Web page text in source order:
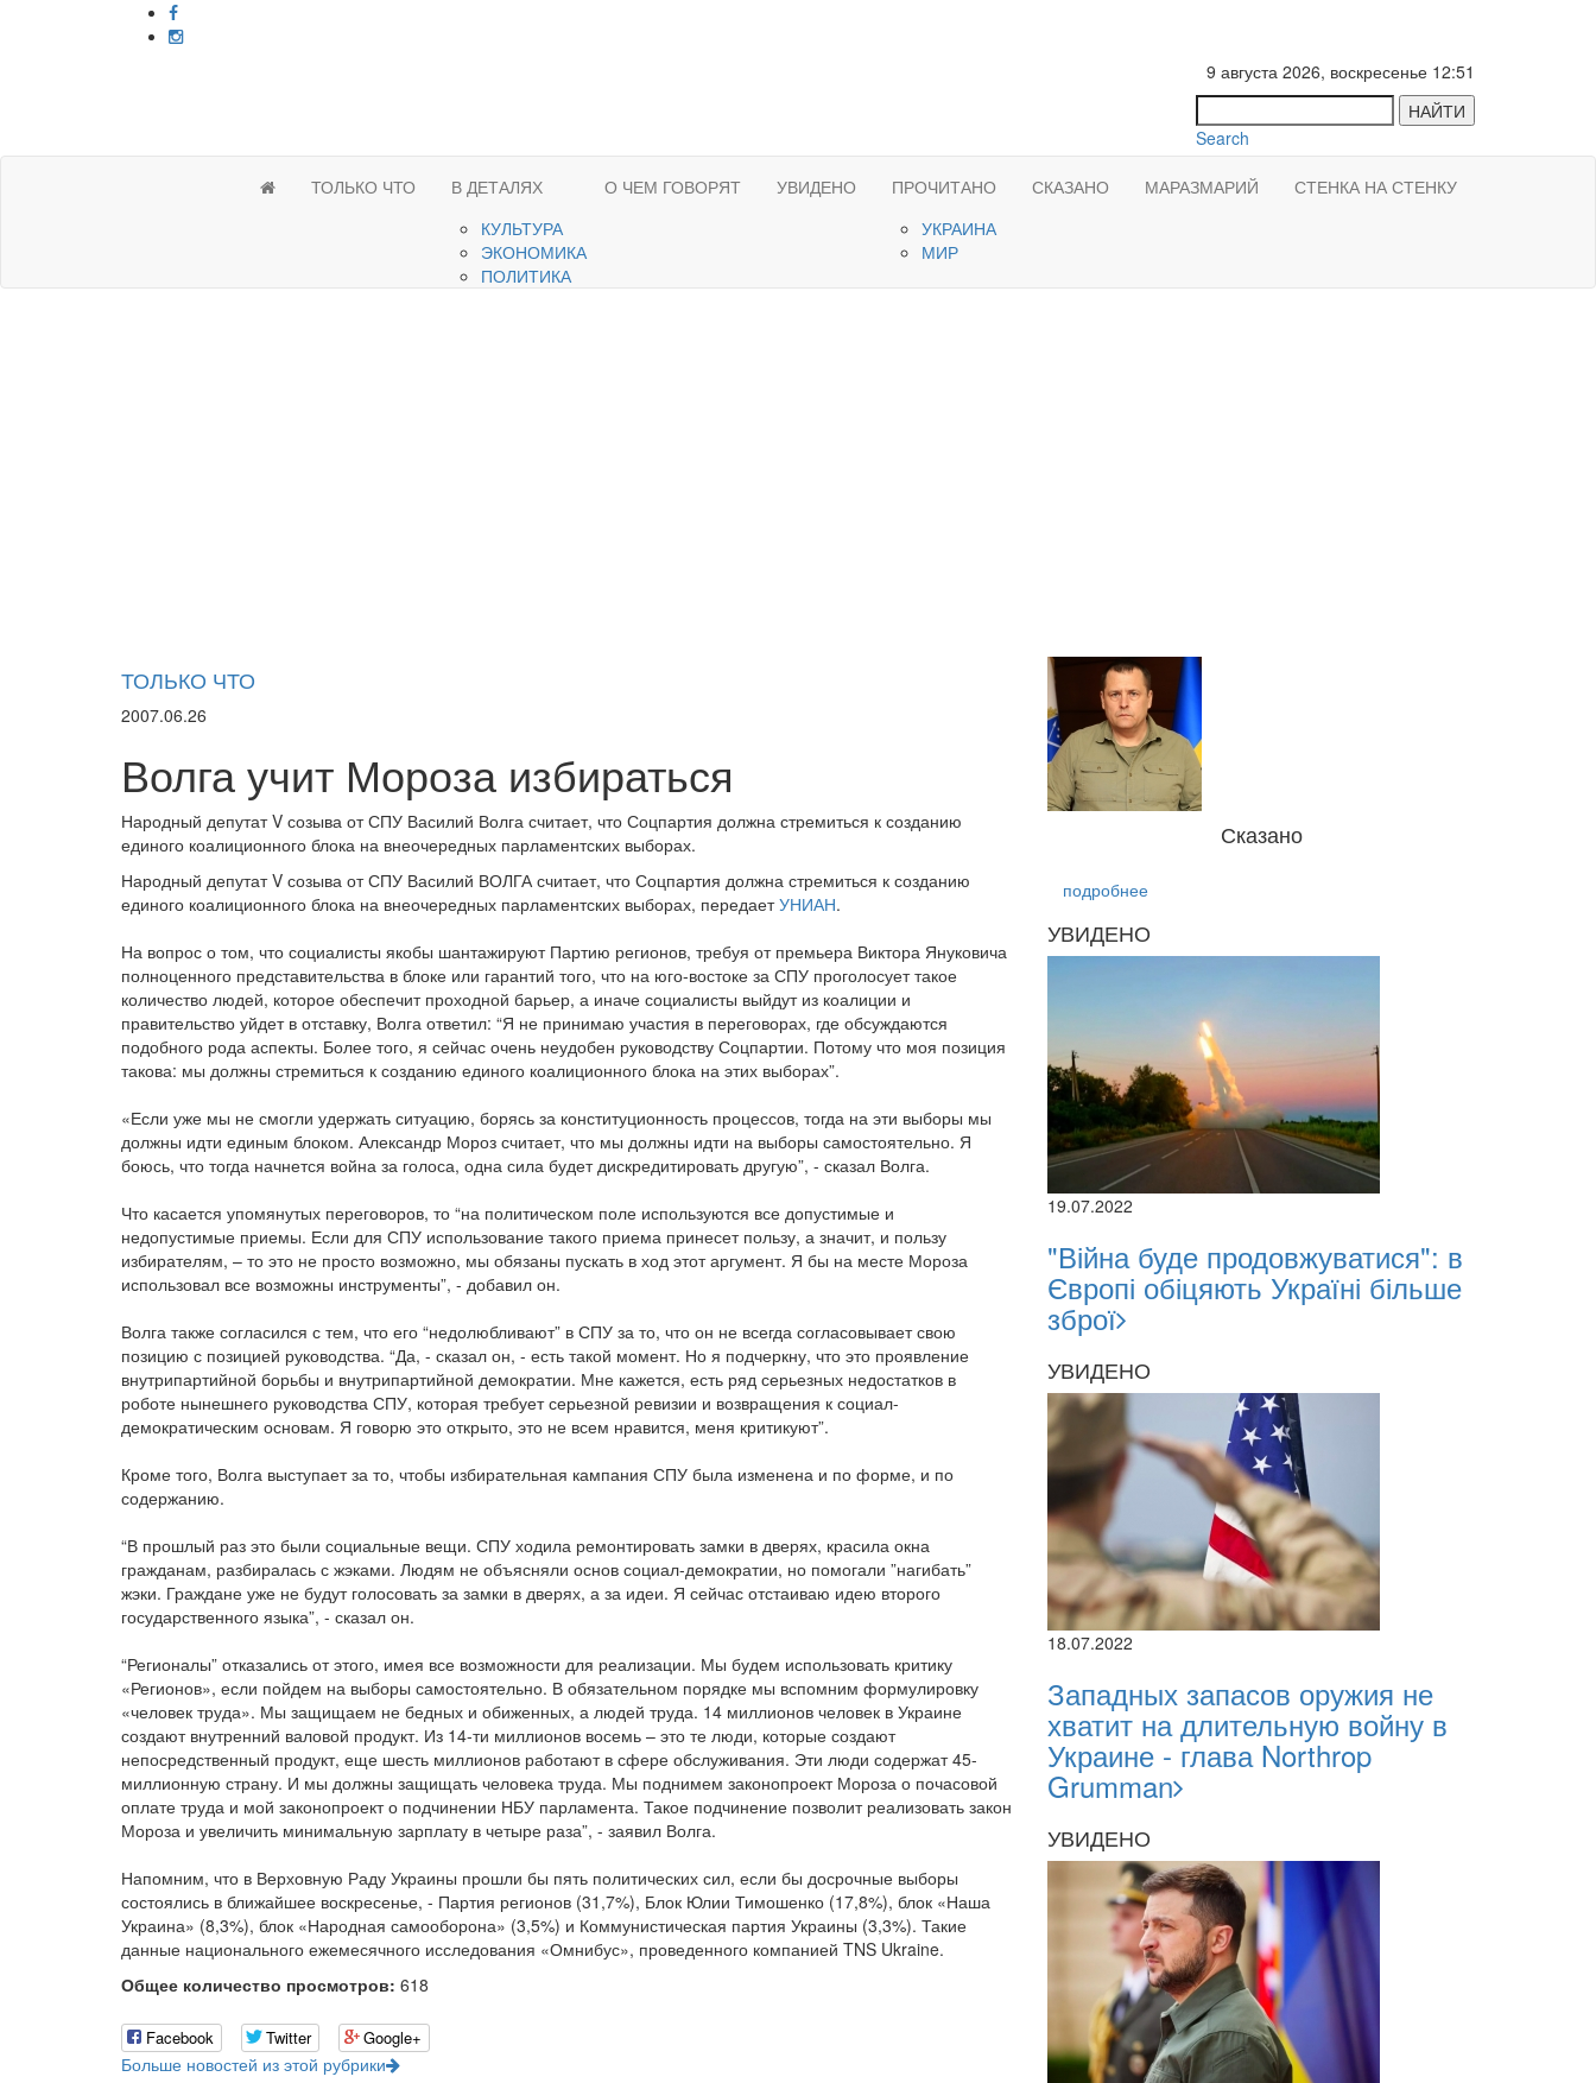
9 августа 2026, воскресенье 12:51
НАЙТИ
Search
ТОЛЬКО ЧТО
В ДЕТАЛЯХ
КУЛЬТУРА
ЭКОНОМИКА
ПОЛИТИКА
О ЧЕМ ГОВОРЯТ УВИДЕНО
ПРОЧИТАНО
УКРАИНА
МИР
СКАЗАНО МАРАЗМАРИЙ СТЕНКА НА СТЕНКУ
ТОЛЬКО ЧТО
2007.06.26
Волга учит Мороза избираться
Народный депутат V созыва от СПУ Василий Волга считает, что Соцпартия должна стремиться к созданию
единого коалиционного блока на внеочередных парламентских выборах.
Народный депутат V созыва от СПУ Василий ВОЛГА считает, что Соцпартия должна стремиться к созданию
единого коалиционного блока на внеочередных парламентских выборах, передаетУНИАН.
На вопрос о том, что социалисты якобы шантажируют Партию регионов, требуя от премьера Виктора Януковича
полноценного представительства в блоке или гарантий того, что на юго-востоке за СПУ проголосует такое
количество людей, которое обеспечит проходной барьер, а иначе социалисты выйдут из коалиции и
правительство уйдет в отставку, Волга ответил: “Я не принимаю участия в переговорах, где обсуждаются
подобного рода аспекты. Более того, я сейчас очень неудобен руководству Соцпартии. Потому что моя позиция
такова: мы должны стремиться к созданию единого коалиционного блока на этих выборах”.
«Если уже мы не смогли удержать ситуацию, борясь за конституционность процессов, тогда на эти выборы мы
должны идти единым блоком. Александр Мороз считает, что мы должны идти на выборы самостоятельно. Я
боюсь, что тогда начнется война за голоса, одна сила будет дискредитировать другую”, - сказал Волга.
Что касается упомянутых переговоров, то “на политическом поле используются все допустимые и
недопустимые приемы. Если для СПУ использование такого приема принесет пользу, а значит, и пользу
избирателям, – то это не просто возможно, мы обязаны пускать в ход этот аргумент. Я бы на месте Мороза
использовал все возможны инструменты”, - добавил он.
Волга также согласился с тем, что его “недолюбливают” в СПУ за то, что он не всегда согласовывает свою
позицию с позицией руководства. “Да, - сказал он, - есть такой момент. Но я подчеркну, что это проявление
внутрипартийной борьбы и внутрипартийной демократии. Мне кажется, есть ряд серьезных недостатков в
роботе нынешнего руководства СПУ, которая требует серьезной ревизии и возвращения к социал-
демократическим основам. Я говорю это открыто, это не всем нравится, меня критикуют”.
Кроме того, Волга выступает за то, чтобы избирательная кампания СПУ была изменена и по форме, и по
содержанию.
“В прошлый раз это были социальные вещи. СПУ ходила ремонтировать замки в дверях, красила окна
гражданам, разбиралась с жэками. Людям не объясняли основ социал-демократии, но помогали ”нагибать”
жэки. Граждане уже не будут голосовать за замки в дверях, а за идеи. Я сейчас отстаиваю идею второго
государственного языка”, - сказал он.
“Регионалы” отказались от этого, имея все возможности для реализации. Мы будем использовать критику
«Регионов», если пойдем на выборы самостоятельно. В обязательном порядке мы вспомним формулировку
«человек труда». Мы защищаем не бедных и обиженных, а людей труда. 14 миллионов человек в Украине
создают внутренний валовой продукт. Из 14-ти миллионов восемь – это те люди, которые создают
непосредственный продукт, еще шесть миллионов работают в сфере обслуживания. Эти люди содержат 45-
миллионную страну. И мы должны защищать человека труда. Мы поднимем законопроект Мороза о почасовой
оплате труда и мой законопроект о подчинении НБУ парламента. Такое подчинение позволит реализовать закон
Мороза и увеличить минимальную зарплату в четыре раза”, - заявил Волга.
Напомним, что в Верховную Раду Украины прошли бы пять политических сил, если бы досрочные выборы
состоялись в ближайшее воскресенье, - Партия регионов (31,7%), Блок Юлии Тимошенко (17,8%), блок «Наша
Украина» (8,3%), блок «Народная самооборона» (3,5%) и Коммунистическая партия Украины (3,3%). Такие
данные национального ежемесячного исследования «Омнибус», проведенного компанией TNS Ukraine.
Общее количество просмотров: 618
Facebook Twitter Google+
Больше новостей из этой рубрики
Сказано
подробнее
УВИДЕНО
19.07.2022
"Війна буде продовжуватися": в
Європі обіцяють Україні більше
зброї
УВИДЕНО
18.07.2022
Западных запасов оружия не
хватит на длительную войну в
Украине - глава Northrop
Grumman
УВИДЕНО